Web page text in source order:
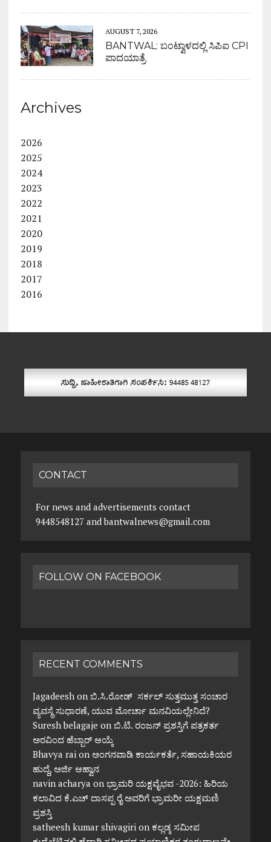
AUGUST 7, 2026
BANTWAL: ಬಂಟ್ವಾಳದಲ್ಲಿ ಸಿಪಿಐ CPI
ಪಾದಯಾತ್ರೆ
Archives
2026
2025
2024
2023
2022
2021
2020
2019
2018
2017
2016
CONTACT
For news and advertisements contact
9448548127 and bantwalnews@gmail.com
FOLLOW ON FACEBOOK
RECENT COMMENTS
Jagadeeshon ಬಿ.ಸಿ.ರೋಡ್ ಸರ್ಕಲ್ ಸುತ್ತಮುತ್ತ ಸಂಚಾರ
ವ್ಯವಸ್ಥೆ ಸುಧಾರಣೆ, ಯುವ ಮೋರ್ಚಾ ಮನವಿಯಲ್ಲೇನಿದೆ?
Suresh belagaje on ಬಿ.ಟಿ. ರಂಜನ್ ಪ್ರಶಸ್ತಿಗೆ ಪತ್ರಕರ್ತ
ಅರವಿಂದ ಹೆಬ್ಬಾರ್ ಆಯ್ಕೆ
Bhavya raion ಅಂಗನವಾಡಿ ಕಾರ್ಯಕರ್ತೆ, ಸಹಾಯಕಿಯರ
ಹುದ್ದೆ, ಅರ್ಜಿ ಆಹ್ವಾನ
navin acharya on ಭ್ರಾಮರಿ ಯಕ್ಷವೈಭವ -2026: ಹಿರಿಯ
ಕಲಾವಿದ ಕೆ.ಎಚ್ ದಾಸಪ್ಪ ರೈ ಅವರಿಗೆ ಭ್ರಾಮರೀ ಯಕ್ಷಮಣಿ
ಪ್ರಶಸ್ತಿ
satheesh kumar shivagirion ಕಲ್ಲಡ್ಕ ಸಮೀಪ